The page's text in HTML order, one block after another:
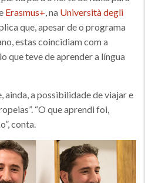
Erasmus+, na Università degli
que, apesar de o programa
estas coincidiam com a
que teve de aprender a língua
ainda, a possibilidade de viajar e
“O que aprendi foi,
conta.